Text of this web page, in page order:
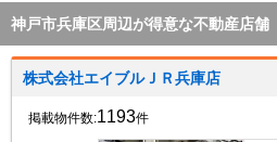
神戸市兵庫区周辺が得意な不動産店舗
株式会社エイブルＪＲ兵庫店
掲載物件数:1193件